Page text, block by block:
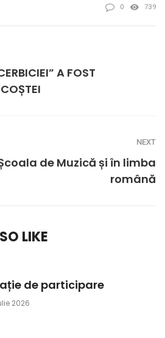
0 739
A FOST
NEXT
de Muzică și în limba
română
LIKE
de participare
2026